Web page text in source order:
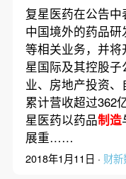
复星医药在公告
中国境外的药品研
等相关业务，并
星国际及其控股
业、房地产投资
累计营收超过362
星医药以药品制造
展重……
2018年1月11日 · 财